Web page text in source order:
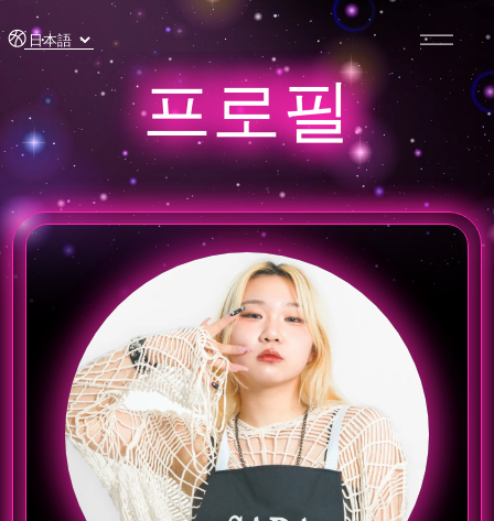
콘텐츠
로 건너
뛰기
프로필